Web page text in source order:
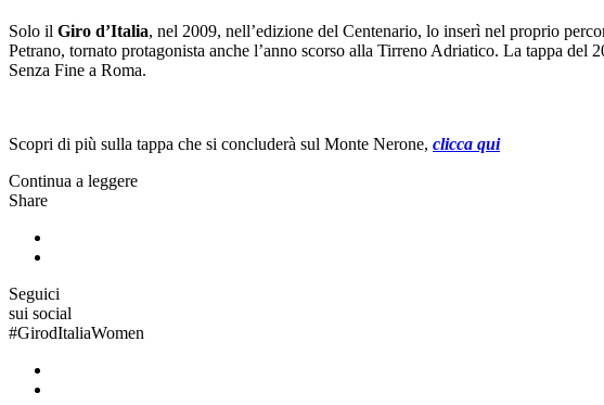
Solo il Giro d’Italia, nel 2009, nell’edizione del Centenario, lo inserì nel proprio
Petrano, tornato protagonista anche l’anno scorso alla Tirreno Adriatico. La tappa del
Senza Fine a Roma.
Scopri di più sulla tappa che si concluderà sul Monte Nerone, clicca qui
Continua a leggere
Share
Seguici
sui social
#GirodItaliaWomen